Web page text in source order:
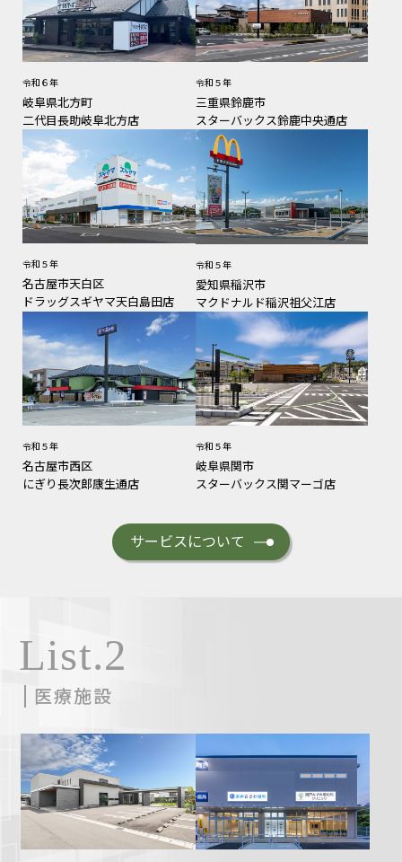
令和６年
岐阜県北方町
二代目長助岐阜北方店
令和５年
三重県鈴鹿市
スターバックス鈴鹿中央通店
令和５年
名古屋市天白区
ドラッグスギヤマ天白島田店
令和５年
愛知県稲沢市
マクドナルド稲沢祖父江店
令和５年
名古屋市西区
にぎり長次郎康生通店
令和５年
岐阜県関市
スターバックス関マーゴ店
サービスについて
List.2
医療施設